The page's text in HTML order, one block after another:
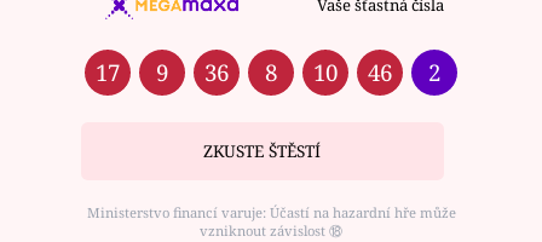
Vaše šťastná čísla
17 9 36 8 10 46 2
ZKUSTE ŠTĚSTÍ
Ministerstvo financí varuje: Účastí na hazardní hře může
vzniknout závislost ⑱